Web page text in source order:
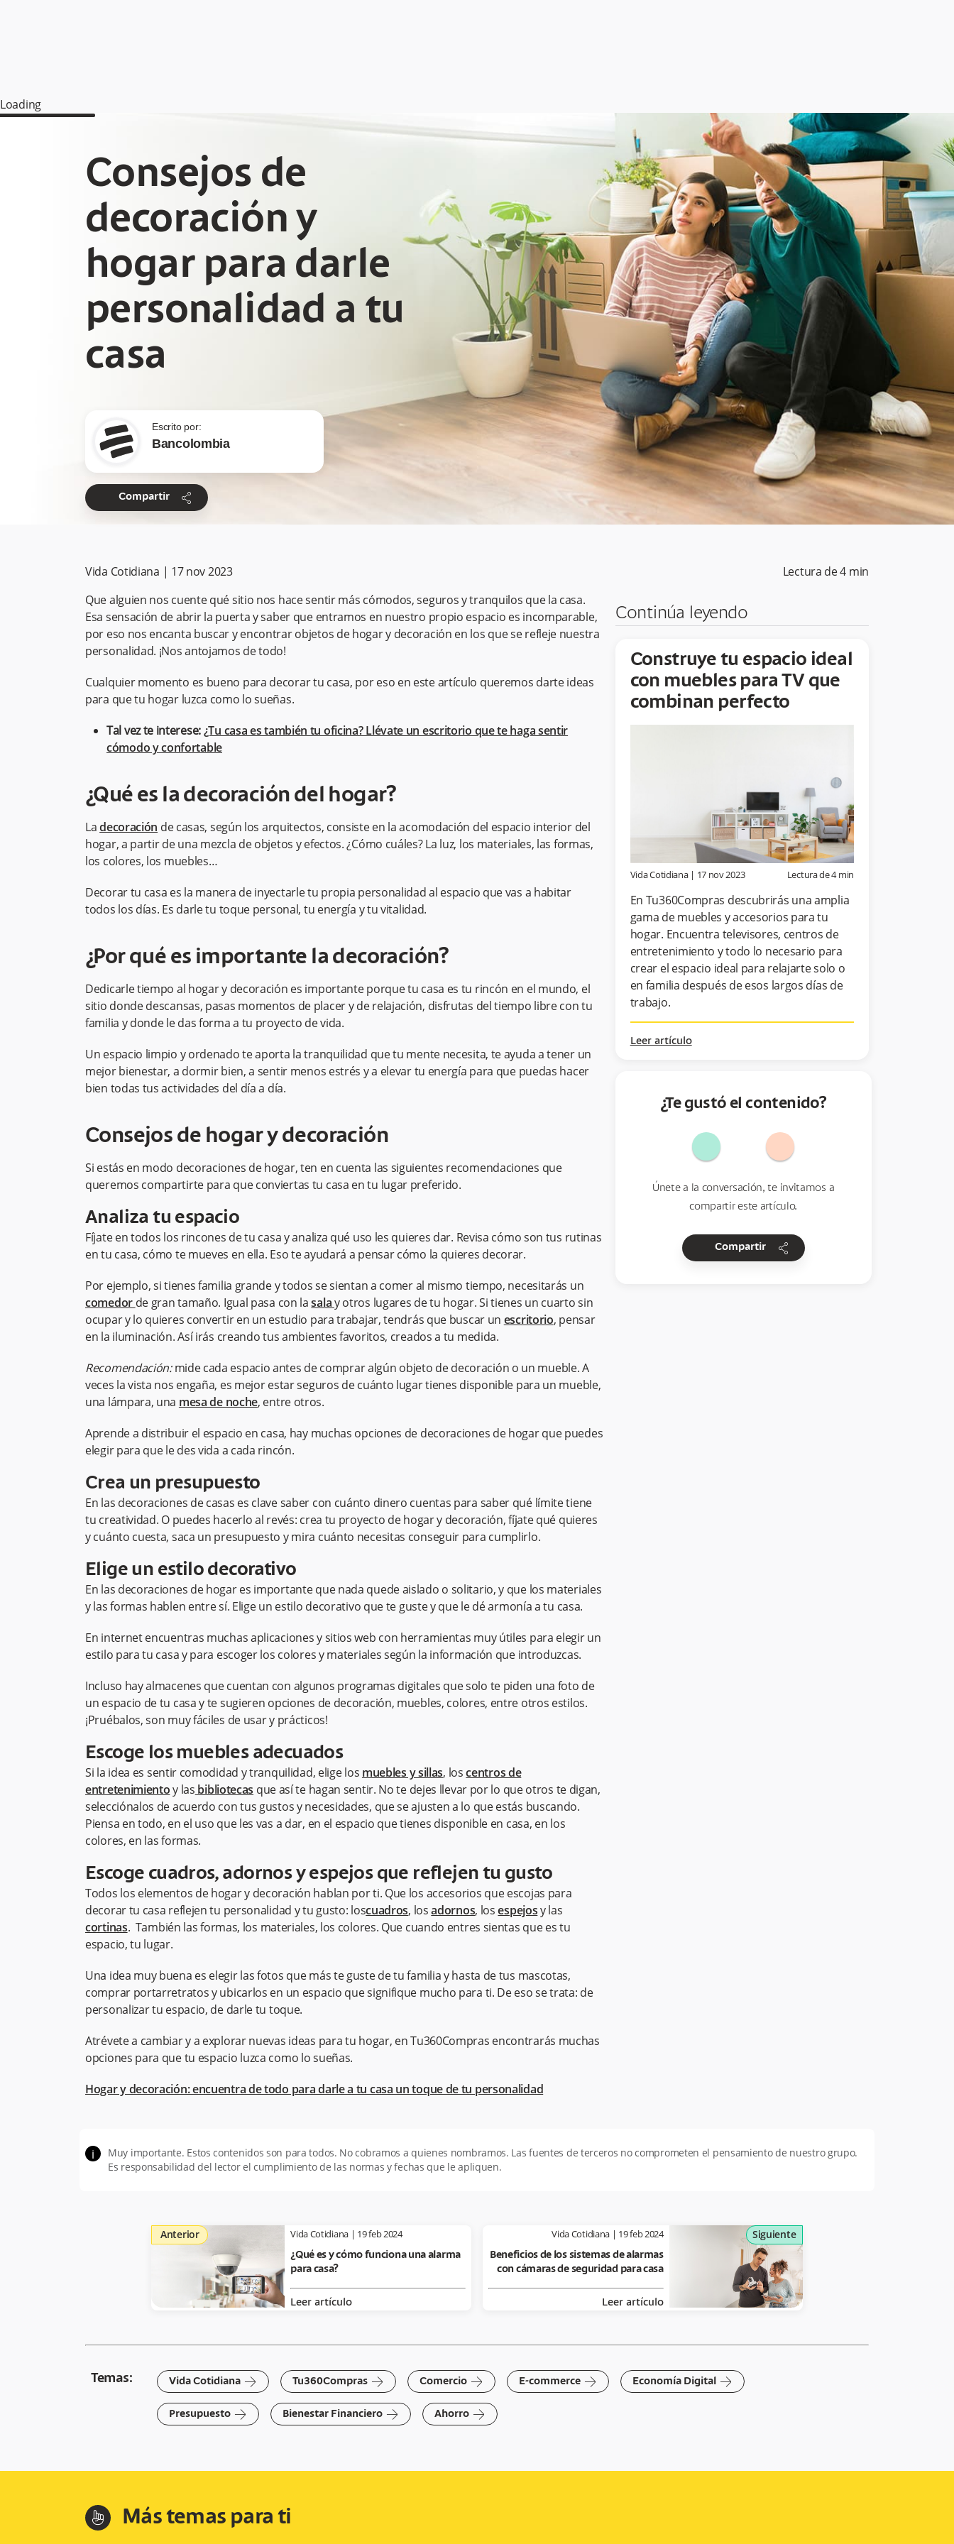
Loading
Consejos de
decoración y
hogar para darle
personalidad a tu
casa
Escrito por:
Bancolombia
Compartir share
Vida Cotidiana | 17 nov 2023 Lectura de4 min
Que alguien nos cuente qué sitio nos hace sentir más cómodos, seguros y tranquilos que la casa.
Esa sensación de abrir la puerta y saber que entramos en nuestro propio espacio es incomparable,
por eso nos encanta buscar y encontrar objetos de hogar y decoración en los que se refleje nuestra
personalidad. ¡Nos antojamos de todo!
Cualquier momento es bueno para decorar tu casa, por eso en este artículo queremos darte ideas
para que tu hogar luzca como lo sueñas.
Tal vez te interese:¿Tu casa es también tu oficina? Llévate un escritorio que te haga sentir
cómodo y confortable
¿Qué es la decoración del hogar?
Ladecoración de casas, según los arquitectos, consiste en la acomodación del espacio interior del
hogar, a partir de una mezcla de objetos y efectos. ¿Cómo cuáles? La luz, los materiales, las formas,
los colores, los muebles…
Decorar tu casa es la manera de inyectarle tu propia personalidad al espacio que vas a habitar
todos los días. Es darle tu toque personal, tu energía y tu vitalidad.
¿Por qué es importante la decoración?
Dedicarle tiempo al hogar y decoración es importante porque tu casa es tu rincón en el mundo, el
sitio donde descansas, pasas momentos de placer y de relajación, disfrutas del tiempo libre con tu
familia y donde le das forma a tu proyecto de vida.
Un espacio limpio y ordenado te aporta la tranquilidad que tu mente necesita, te ayuda a tener un
mejor bienestar, a dormir bien, a sentir menos estrés y a elevar tu energía para que puedas hacer
bien todas tus actividades del día a día.
Consejos de hogar y decoración
Si estás en modo decoraciones de hogar, ten en cuenta las siguientes recomendaciones que
queremos compartirte para que conviertas tu casa en tu lugar preferido.
Analiza tu espacio
Fíjate en todos los rincones de tu casa y analiza qué uso les quieres dar. Revisa cómo son tus rutinas
en tu casa, cómo te mueves en ella. Eso te ayudará a pensar cómo la quieres decorar.
Por ejemplo, si tienes familia grande y todos se sientan a comer al mismo tiempo, necesitarás un
comedor de gran tamaño. Igual pasa con lasalay otros lugares de tu hogar. Si tienes un cuarto sin
ocupar y lo quieres convertir en un estudio para trabajar, tendrás que buscar un escritorio, pensar
en la iluminación. Así irás creando tus ambientes favoritos, creados a tu medida.
Recomendación:mide cada espacio antes de comprar algún objeto de decoración o un mueble. A
veces la vista nos engaña, es mejor estar seguros de cuánto lugar tienes disponible para un mueble,
una lámpara, una mesa de noche, entre otros.
Aprende a distribuir el espacio en casa, hay muchas opciones de decoraciones de hogar que puedes
elegir para que le des vida a cada rincón.
Crea un presupuesto
En las decoraciones de casas es clave saber con cuánto dinero cuentas para saber qué límite tiene
tu creatividad. O puedes hacerlo al revés: crea tu proyecto de hogar y decoración, fíjate qué quieres
y cuánto cuesta, saca un presupuesto y mira cuánto necesitas conseguir para cumplirlo.
Elige un estilo decorativo
En las decoraciones de hogar es importante que nada quede aislado o solitario, y que los materiales
y las formas hablen entre sí. Elige un estilo decorativo que te guste y que le dé armonía a tu casa.
En internet encuentras muchas aplicaciones y sitios web con herramientas muy útiles para elegir un
estilo para tu casa y para escoger los colores y materiales según la información que introduzcas.
Incluso hay almacenes que cuentan con algunos programas digitales que solo te piden una foto de
un espacio de tu casa y te sugieren opciones de decoración, muebles, colores, entre otros estilos.
¡Pruébalos, son muy fáciles de usar y prácticos!
Escoge los muebles adecuados
Si la idea es sentir comodidad y tranquilidad, elige los muebles y sillas, loscentros de
entretenimientoy las bibliotecas que así te hagan sentir. No te dejes llevar por lo que otros te digan,
selecciónalos de acuerdo con tus gustos y necesidades, que se ajusten a lo que estás buscando.
Piensa en todo, en el uso que les vas a dar, en el espacio que tienes disponible en casa, en los
colores, en las formas.
Escoge cuadros, adornos y espejos que reflejen tu gusto
Todos los elementos de hogar y decoración hablan por ti. Que los accesorios que escojas para
decorar tu casa reflejen tu personalidad y tu gusto: loscuadros, losadornos, losespejosy las
cortinas. También las formas, los materiales, los colores. Que cuando entres sientas que es tu
espacio, tu lugar.
Una idea muy buena es elegir las fotos que más te guste de tu familia y hasta de tus mascotas,
comprar portarretratos y ubicarlos en un espacio que signifique mucho para ti. De eso se trata: de
personalizar tu espacio, de darle tu toque.
Atrévete a cambiar y a explorar nuevas ideas para tu hogar, en Tu360Compras encontrarás muchas
opciones para que tu espacio luzca como lo sueñas.
Hogar y decoración: encuentra de todo para darle a tu casa un toque de tu personalidad
Continúa leyendo
Construye tu espacio ideal
con muebles para TV que
combinan perfecto
Vida Cotidiana| 17 nov 2023 Lectura de4min
En Tu360Compras descubrirás una amplia
gama de muebles y accesorios para tu
hogar. Encuentra televisores, centros de
entretenimiento y todo lo necesario para
crear el espacio ideal para relajarte solo o
en familia después de esos largos días de
trabajo.
Leer artículo
¿Te gustó el contenido?
Únete a la conversación, te invitamos a
compartir este artículo.
Compartir share
i
Muy importante. Estos contenidos son para todos. No cobramos a quienes nombramos. Las fuentes de terceros no comprometen el pensamiento de nuestro grupo.
Es responsabilidad del lector el cumplimiento de las normas y fechas que le apliquen.
Anterior Vida Cotidiana| 19 feb 2024
¿Qué es y cómo funciona una alarma
para casa?
Leer artículo
Siguiente
Vida Cotidiana | 19 feb 2024
Beneficios de los sistemas de alarmas
con cámaras de seguridad para casa
Leer artículo
Temas: Vida Cotidiana arrow-right Tu360Compras arrow-right Comercio arrow-right E-commerce arrow-right Economía Digital arrow-right
Presupuesto arrow-right Bienestar Financiero arrow-right Ahorro arrow-right
hand-index Más temas para ti